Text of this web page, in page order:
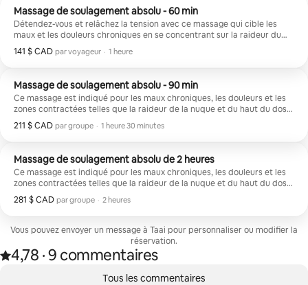
Massage de soulagement absolu - 60 min
Détendez-vous et relâchez la tension avec ce massage qui cible les
maux et les douleurs chroniques en se concentrant sur la raideur du
cou, du haut du dos, du bas du dos et des muscles des jambes.
141 $ CAD par voyageur
141 $ CAD par voyageur
, · 1 heure
Massage de soulagement absolu - 90 min
Ce massage est indiqué pour les maux chroniques, les douleurs et les
zones contractées telles que la raideur de la nuque et du haut du dos,
les douleurs lombaires, les tensions musculaires des jambes et les
douleurs aux épaules. Il s'agit d'appliquer une pression ferme et des
muscles et des fascias (le tissu conjonctif entourant les muscles).
211 $ CAD par groupe
211 $ CAD par groupe
, · 1 heure 30 minutes
Massage de soulagement absolu de 2 heures
Ce massage est indiqué pour les maux chroniques, les douleurs et les
zones contractées telles que la raideur de la nuque et du haut du dos,
les douleurs lombaires, les tensions musculaires des jambes et les
douleurs aux épaules. Il s'agit d'appliquer une pression ferme et des
mouvements lents pour atteindre les couches plus profondes des
muscles et des fascias (le tissu conjonctif entourant les muscles).
281 $ CAD par groupe
281 $ CAD par groupe
, · 2 heures
Vous pouvez envoyer un message à Taai pour personnaliser ou modifier la
réservation.
Note de 4,78 étoile(s) sur 5 d'après 9 commentaires
4,78
, ·9 commentaires
Tous les commentaires